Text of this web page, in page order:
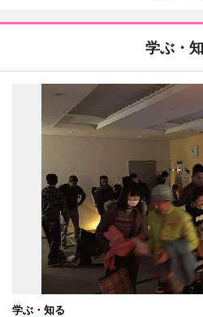
学ぶ・
学ぶ・知る